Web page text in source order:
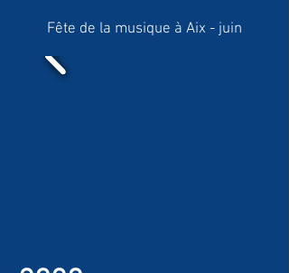
Fête de la musique à Aix - juin